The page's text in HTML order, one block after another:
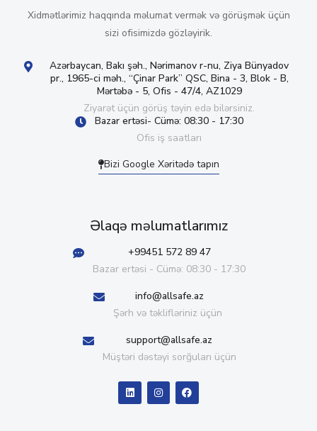
Xidmətlərimiz haqqında məlumat vermək və görüşmək üçün
sizi ofisimizdə gözləyirik.
Azərbaycan, Bakı şəh., Nərimanov r-nu, Ziya Bünyadov
pr., 1965-ci məh., “Çinar Park” QSC, Bina - 3, Blok - B,
Mərtəbə - 5, Ofis - 47/4, AZ1029
Ziyarət üçün görüş təyin edə bilərsiniz.
Bazar ertəsi- Cümə: 08:30 - 17:30
Ofis iş saatları
Bizi Google Xəritədə tapın
Əlaqə məlumatlarımız
+99451 572 89 47
Bazar ertəsi - Cümə: 08:30 - 17:30
info@allsafe.az
Şərh və təklifləriniz üçün
support@allsafe.az
Müştəri dəstəyi sorğuları üçün